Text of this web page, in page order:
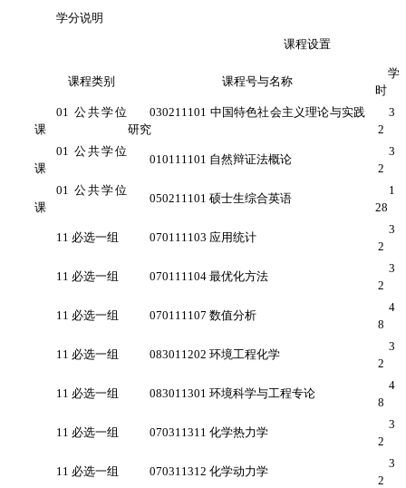
学分说明
课程设置
课程类别 课程号与名称
学
时
01 公共学位
课
030211101 中国特色社会主义理论与实践
研究
3
2
01 公共学位
课
010111101 自然辩证法概论
3
2
01 公共学位
课
050211101 硕士生综合英语
1
28
11 必选一组 070111103 应用统计
3
2
11 必选一组 070111104 最优化方法
3
2
11 必选一组 070111107 数值分析
4
8
11 必选一组 083011202 环境工程化学
3
2
11 必选一组 083011301 环境科学与工程专论
4
8
11 必选一组 070311311 化学热力学
3
2
11 必选一组 070311312 化学动力学
3
2